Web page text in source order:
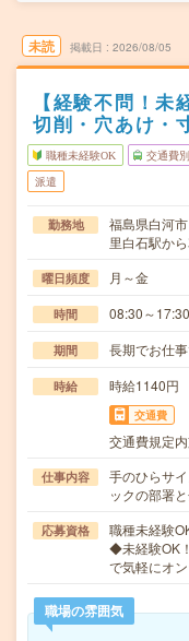
未読 掲載日 2026/08/05
【経験不問！未
切削・穴あけ・
職種未経験OK 交通費
派遣
勤務地
福島県白河市
里白石駅か
曜日頻度 月～金
時間 08:30～
期間 長期でお仕
時給 時給1140円
交通費
交通費規定
仕事内容
手のひらサ
ックの部署
応募資格
職種未経験
◆未経験OK
で気軽にオ
職場の雰囲気